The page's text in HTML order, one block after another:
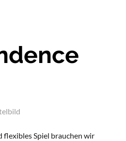
flexibles Spiel brauchen wir